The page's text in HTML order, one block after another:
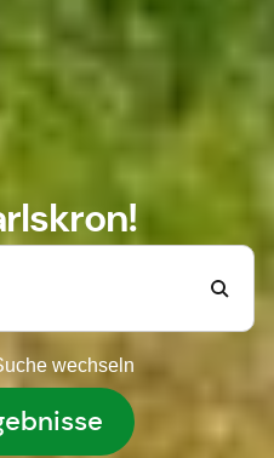
wechseln